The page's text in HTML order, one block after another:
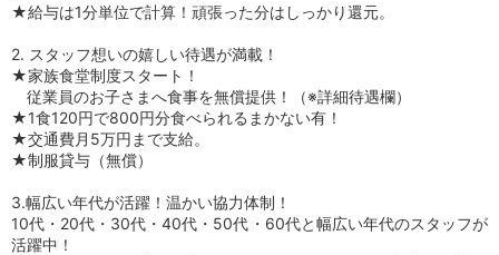
★給与は1分単位で計算！頑張った分はしっかり還元。
2. スタッフ想いの嬉しい待遇が満載！
★家族食堂制度スタート！
従業員のお子さまへ食事を無償提供！（※詳細待遇欄）
★1食120円で800円分食べられるまかない有！
★交通費月5万円まで支給。
★制服貸与（無償）
3.幅広い年代が活躍！温かい協力体制！
10代・20代・30代・40代・50代・60代と幅広い年代のスタッフが
活躍中！